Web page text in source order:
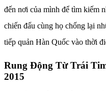
đến nơi của mình để tìm kiếm
chiến đấu cùng họ chống lại
tiếp quản Hàn Quốc vào thời
Rung Động Từ Trái
2015